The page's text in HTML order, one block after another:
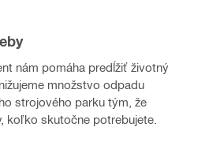
nám pomáha predĺžiť životný
množstvo odpadu
strojového parku tým, že
koľko skutočne potrebujete.